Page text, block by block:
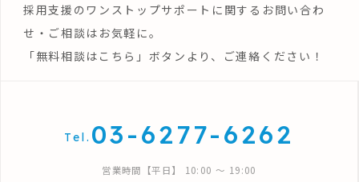
採用支援のワンストップサポートに関するお問い合わ
せ・ご相談はお気軽に。
「無料相談はこちら」ボタンより、ご連絡ください！
Tel. 03-6277-6262
営業時間【平日】 10:00 〜 19:00